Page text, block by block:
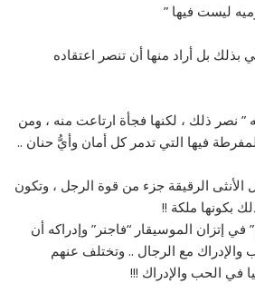
ليست فيها ”
بذلك بل أراد منها أن تنصر اعتقاده
” نصر ذلك ، لكنها فجأة ارتاعت منه ، ومن
فيها التي تدمر كل أمان وأيُّ حنان ..
الأنثى الرقيقة جزء من قوة الرجل ، وتكون
بكونها ملكة !!
إتزان الموسيقار “فاجنر” وإدراكه أن
والإدراك مع الرجال .. وتختلف عنهم
في الحب والإدراك !!!